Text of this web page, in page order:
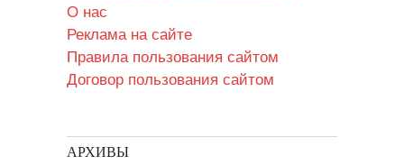
О нас
Реклама на сайте
Правила пользования сайтом
Договор пользования сайтом
АРХИВЫ